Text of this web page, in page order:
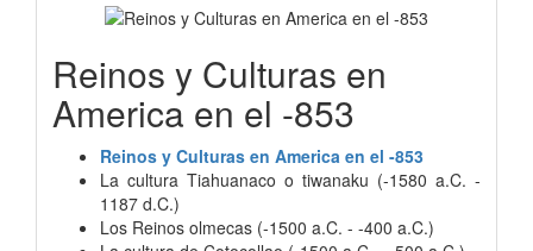
Reinos y Culturas en
America en el -853
Reinos y Culturas en America en el -853
La cultura Tiahuanaco o tiwanaku (-1580 a.C. -
1187 d.C.)
Los Reinos olmecas (-1500 a.C. - -400 a.C.)